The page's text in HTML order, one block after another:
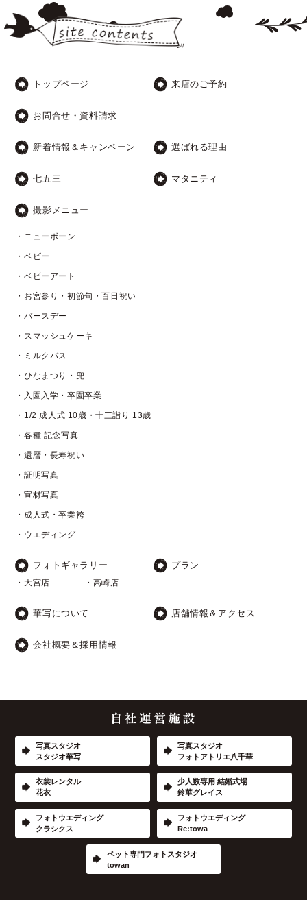
トップページ 来店のご予約
お問合せ・資料請求
新着情報＆キャンペーン 選ばれる理由
七五三 マタニティ
撮影メニュー
・ニューボーン
・ベビー
・ベビーアート
・お宮参り・初節句・百日祝い
・バースデー
・スマッシュケーキ
・ミルクバス
・ひなまつり・兜
・入園入学・卒園卒業
・1/2 成人式 10歳・十三詣り 13歳
・各種 記念写真
・還暦・長寿祝い
・証明写真
・宣材写真
・成人式・卒業袴
・ウエディング
フォトギャラリー
・大宮店 ・高崎店
プラン
華写について 店舗情報＆アクセス
会社概要＆採用情報
写真スタジオ
スタジオ華写
写真スタジオ
フォトアトリエ八千華
衣裳レンタル
花衣
少人数専用 結婚式場
鈴華グレイス
フォトウエディング
クラシクス
フォトウエディング
Re:towa
ペット専門フォトスタジオ
towan